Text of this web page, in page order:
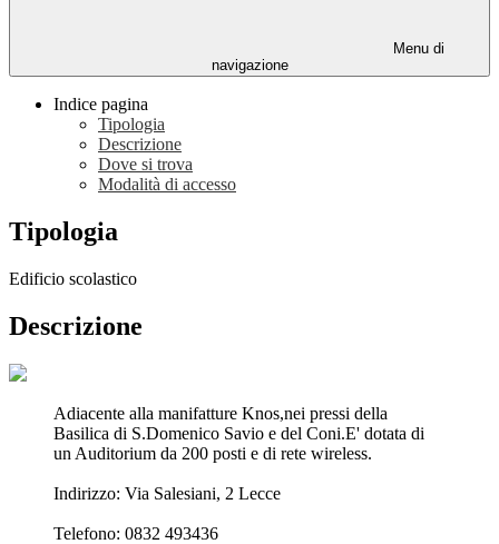
Menu di
navigazione
Indice pagina
Tipologia
Descrizione
Dove si trova
Modalità di accesso
Tipologia
Edificio scolastico
Descrizione
Adiacente alla manifatture Knos,nei pressi della
Basilica di S.Domenico Savio e del Coni.E' dotata di
un Auditorium da 200 posti e di rete wireless.
Indirizzo: Via Salesiani, 2 Lecce
Telefono: 0832 493436